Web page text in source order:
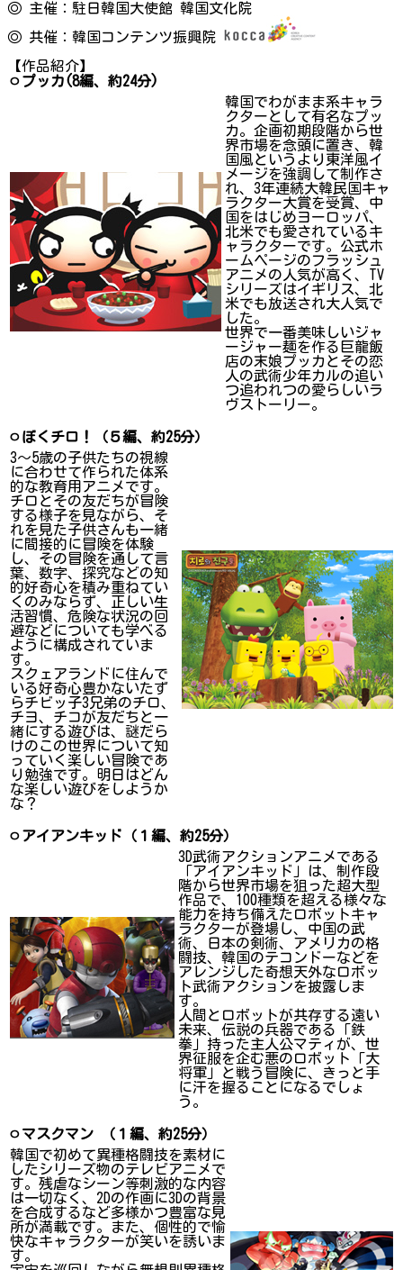
◎ 主催：駐日韓国大使館 韓国文化院
◎ 共催：韓国コンテンツ振興院
【作品紹介】
ㅇプッカ(8編、約24分)
韓国でわがまま系キャラ
クターとして有名なプッ
カ。企画初期段階から世
界市場を念頭に置き、韓
国風というより東洋風イ
メージを強調して制作さ
れ、3年連続大韓民国キャ
ラクター大賞を受賞、中
国をはじめヨーロッパ、
北米でも愛されているキ
ャラクターです。公式ホ
ームページのフラッシュ
アニメの人気が高く、TV
シリーズはイギリス、北
米でも放送され大人気で
した。
世界で一番美味しいジャ
ージャー麺を作る巨龍飯
店の末娘プッカとその恋
人の武術少年カルの追い
つ追われつの愛らしいラ
ヴストーリー。
ㅇぼくチロ！（５編、約25分）
3～5歳の子供たちの視線
に合わせて作られた体系
的な教育用アニメです。
チロとその友だちが冒険
する様子を見ながら、そ
れを見た子供さんも一緒
に間接的に冒険を体験
し、その冒険を通して言
葉、数字、探究などの知
的好奇心を積み重ねてい
くのみならず、正しい生
活習慣、危険な状況の回
避などについても学べる
ように構成されていま
す。
スクェアランドに住んで
いる好奇心豊かないたず
らチビッ子3兄弟のチロ、
チヨ、チコが友だちと一
緒にする遊びは、謎だら
けのこの世界について知
っていく楽しい冒険であ
り勉強です。明日はどん
な楽しい遊びをしようか
な？
ㅇアイアンキッド（１編、約25分）
3D武術アクションアニメである
「アイアンキッド」は、制作段
階から世界市場を狙った超大型
作品で、100種類を超える様々な
能力を持ち備えたロボットキャ
ラクターが登場し、中国の武
術、日本の剣術、アメリカの格
闘技、韓国のテコンドーなどを
アレンジした奇想天外なロボッ
ト武術アクションを披露しま
す。
人間とロボットが共存する遠い
未来、伝説の兵器である「鉄
拳」持った主人公マティが、世
界征服を企む悪のロボット「大
将軍」と戦う冒険に、きっと手
に汗を握ることになるでしょ
う。
ㅇマスクマン （１編、約25分）
韓国で初めて異種格闘技を素材に
したシリーズ物のテレビアニメで
す。残虐なシーン等刺激的な内容
は一切なく、2Dの作画に3Dの背景
を合成するなど多様かつ豊富な見
所が満載です。また、個性的で愉
快なキャラクターが笑いを誘いま
す。